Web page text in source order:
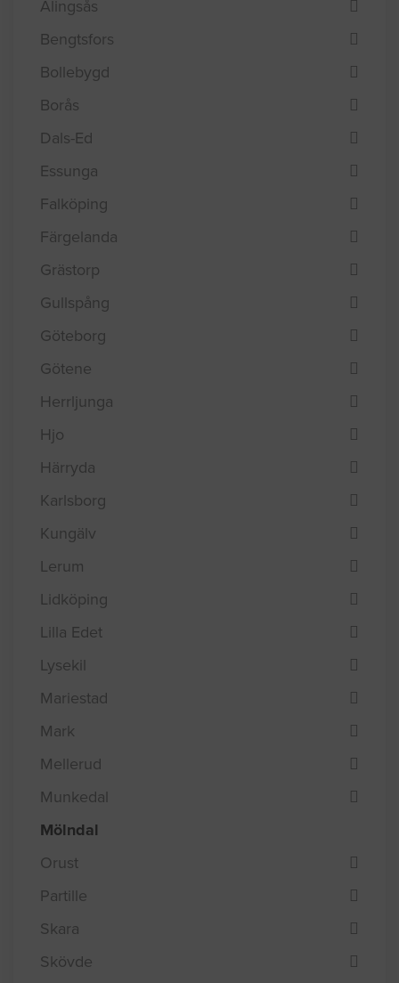
Alingsås
Bengtsfors
Bollebygd
Borås
Dals-Ed
Essunga
Falköping
Färgelanda
Grästorp
Gullspång
Göteborg
Götene
Herrljunga
Hjo
Härryda
Karlsborg
Kungälv
Lerum
Lidköping
Lilla Edet
Lysekil
Mariestad
Mark
Mellerud
Munkedal
Mölndal
Orust
Partille
Skara
Skövde